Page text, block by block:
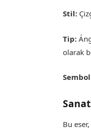
Stil:
Tip:
olarak
Bu